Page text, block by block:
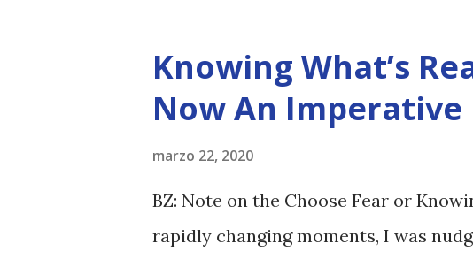
Knowing What’s
Now An Imperative
marzo 22, 2020
BZ: Note on the Choose Fear or
rapidly changing moments, I was